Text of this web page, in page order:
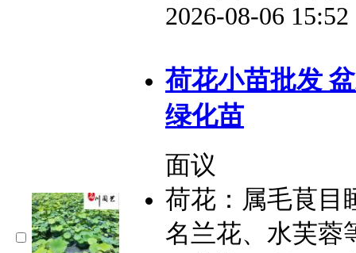
2026-08-06
荷花小苗批发
绿化苗
面议
荷花：属毛茛目
名兰花、水芙蓉